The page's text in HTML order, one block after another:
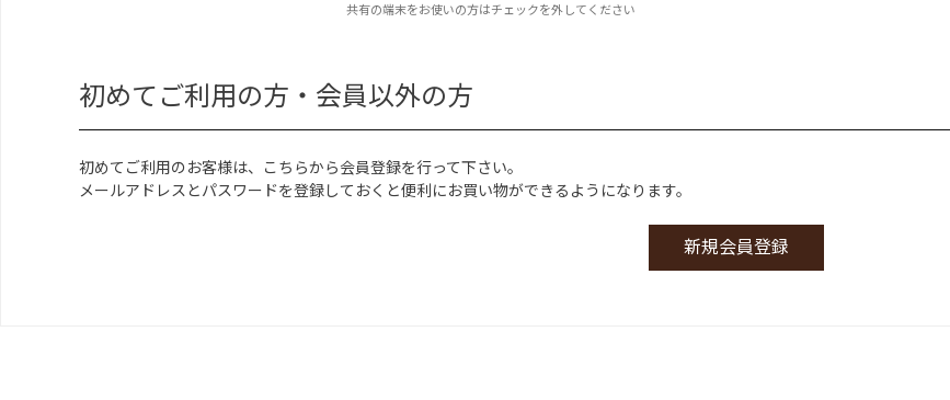
共有の端末をお使いの方はチェックを外してください
初めてご利用の方・会員以外の方
初めてご利用のお客様は、こちらから会員登録を行って下さい。
メールアドレスとパスワードを登録しておくと便利にお買い物ができるようになります。